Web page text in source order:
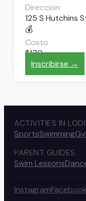
Direccion
125 S Hutchins
💰
Costo
$170
Inscribirse →
ACTIVITIES IN LODI
SportsSwimming
PARENT GUIDES
Swim Lessons
InstagramFacebook